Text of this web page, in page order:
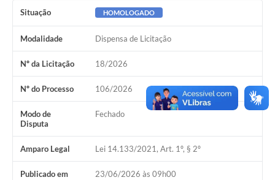
Cavernas do Peruaçu
Galeria de Fotos
Galeria de Vídeos
Notícias
Links e Sites
Arquivos para Download
Situação HOMOLOGADO
Modalidade Dispensa de Licitação
Nº da Licitação 18/2026
Nº do Processo 106/2026
Modo de
Disputa
Fechado
Amparo Legal Lei 14.133/2021, Art. 1º, § 2º
Publicado em 23/06/2026 às 09h00